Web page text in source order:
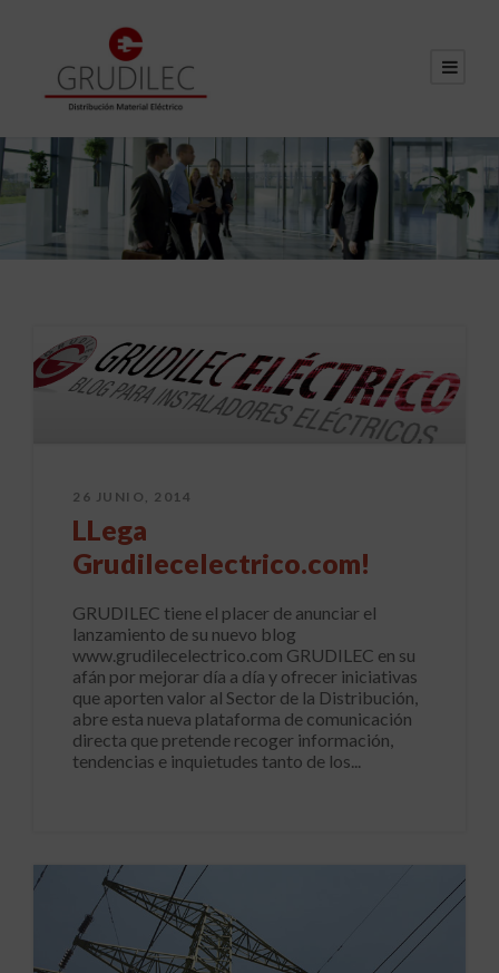
26 JUNIO, 2014
LLega
Grudilecelectrico.com!
GRUDILEC tiene el placer de anunciar el
lanzamiento de su nuevo blog
www.grudilecelectrico.com GRUDILEC en su
afán por mejorar día a día y ofrecer iniciativas
que aporten valor al Sector de la Distribución,
abre esta nueva plataforma de comunicación
directa que pretende recoger información,
tendencias e inquietudes tanto de los...